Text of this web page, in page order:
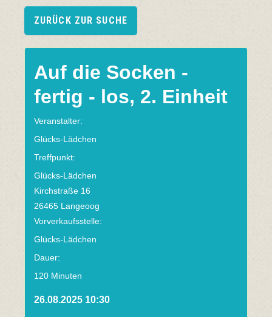
ZURÜCK ZUR SUCHE
Auf die Socken -
fertig - los, 2. Einheit
Veranstalter:
Glücks-Lädchen
Treffpunkt:
Glücks-Lädchen
Kirchstraße 16
26465 Langeoog
Vorverkaufsstelle:
Glücks-Lädchen
Dauer:
120 Minuten
26.08.2025 10:30